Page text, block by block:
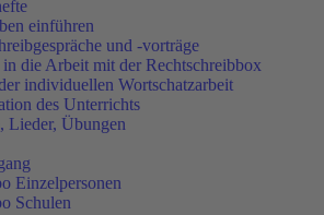
einführen
und -vorträge
in die Arbeit mit der Rechtschreibbox
individuellen Wortschatzarbeit
des Unterrichts
Lieder, Übungen
Einzelpersonen
Schulen